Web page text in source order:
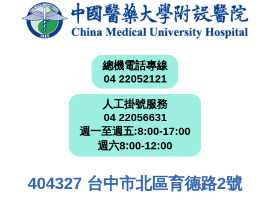
總機電話專線
04 22052121
人工掛號服務
04 22056631
週一至週五:8:00-17:00
週六8:00-12:00
404327 台中市北區育德路2號